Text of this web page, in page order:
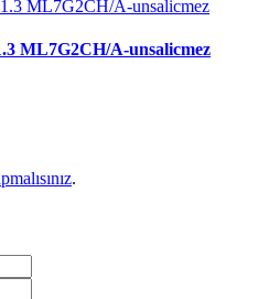
ML7G2CH/A-unsalicmez
.